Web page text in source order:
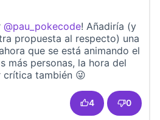
@pau_pokecode! Añadiría (y
propuesta al respecto) una
que se está animando el
más personas, la hora del
crítica también 😜
4 0